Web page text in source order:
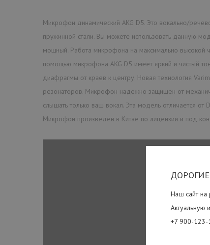
Наш сайт на
Актуальную
+7 900-123-
Микрофон динамический AKG D5. Это вокально/
пружинной стали. Вы можете использовать данную
мощный. Работа микрофона на максимально высокой
помощью микрофона AKG D5 имеет яркий и чистый
диафрагмы от краев к центру. Новая технология
резонаторов. Микрофон надежно защищен от
слышать только ваш вокал. Эта модель отличается от
Микрофон произведен в Китае по лицензии и под